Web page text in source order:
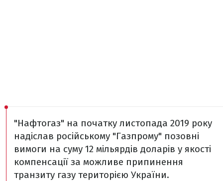
"Нафтогаз" на початку листопада 2019 року
надіслав російському "Газпрому" позовні
вимоги на суму 12 мільярдів доларів у якості
компенсації за можливе припинення
транзиту газу територією України.